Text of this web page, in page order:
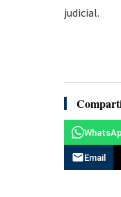
judicial.
Email